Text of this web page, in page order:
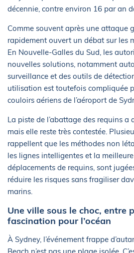
décennie, contre environ 16 par an
Comme souvent après une attaque
rapidement ouvert un débat sur les
En Nouvelle-Galles du Sud, les
nouvelles solutions, notamment
surveillance et des outils de
utilisation est toutefois compliquée
couloirs aériens de l’aéroport de
La piste de l’abattage des requins a
mais elle reste très contestée.
rappellent que les méthodes non
les lignes intelligentes et la
déplacements de requins, sont
réduire les risques sans fragiliser
marins.
Une ville sous le choc, entre
fascination pour l’océan
À Sydney, l’événement frappe